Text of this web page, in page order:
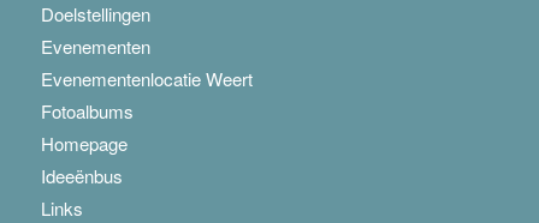
Doelstellingen
Evenementen
Evenementenlocatie Weert
Fotoalbums
Homepage
Ideeënbus
Links